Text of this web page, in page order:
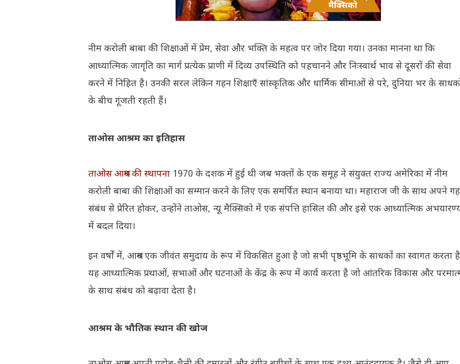
नीम करोली बाबा की शिक्षाओं में प्रेम, सेवा और भक्ति के महत्व पर जोर दिया गया। उनका मानना था कि
आध्यात्मिक जागृति का मार्ग प्रत्येक प्राणी में दिव्य उपस्थिति को पहचानने और निःस्वार्थ भाव से दूसरों की सेवा
करने में निहित है। उनकी सरल लेकिन गहन शिक्षाएँ सांस्कृतिक और धार्मिक सीमाओं से परे, दुनिया भर के
के बीच गूंजती रहती हैं।
ताओस आश्रम का इतिहास
ताओस आश्रम की स्थापना 1970 के दशक में हुई थी जब भक्तों के एक समूह ने संयुक्त राज्य अमेरिका में नीम
करोली बाबा की शिक्षाओं का सम्मान करने के लिए एक समर्पित स्थान बनाया था। महाराज जी के साथ अपने
संबंध से प्रेरित होकर, उन्होंने ताओस, न्यू मैक्सिको में एक संपत्ति हासिल की और इसे एक आध्यात्मिक
में बदल दिया।
इन वर्षों में, आश्रम एक जीवंत समुदाय के रूप में विकसित हुआ है जो सभी पृष्ठभूमि के साधकों का स्वागत करता
यह आध्यात्मिक प्रथाओं, सभाओं और घटनाओं के केंद्र के रूप में कार्य करता है जो आंतरिक विकास और
के साथ संबंध को बढ़ावा देता है।
आश्रम के भौतिक स्थान की खोज